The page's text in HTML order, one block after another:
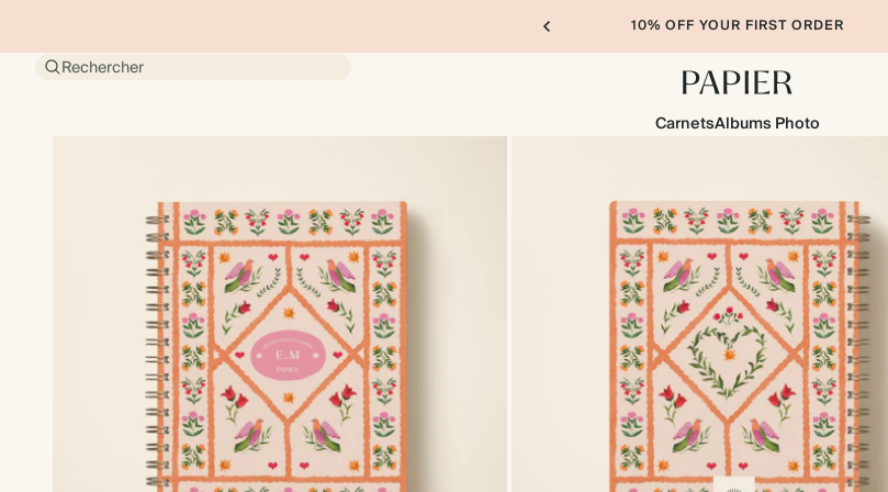
10% OFF YOUR FIRST ORDER
Rechercher
CarnetsAlbums Photo